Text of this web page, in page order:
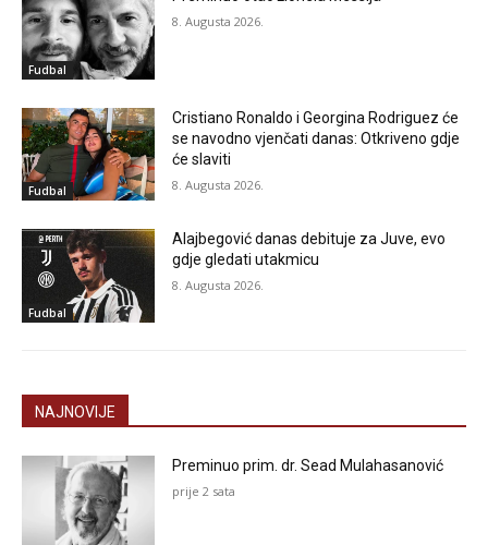
Fudbal
8. Augusta 2026.
Fudbal
Cristiano Ronaldo i Georgina Rodriguez će
se navodno vjenčati danas: Otkriveno gdje
će slaviti
8. Augusta 2026.
Fudbal
Alajbegović danas debituje za Juve, evo
gdje gledati utakmicu
8. Augusta 2026.
NAJNOVIJE
Preminuo prim. dr. Sead Mulahasanović
prije 2 sata